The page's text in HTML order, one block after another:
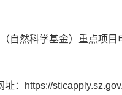
然科学基金）重点项目
https://